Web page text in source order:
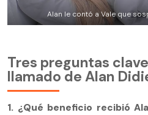
Alan le contó a Vale que
Tres preguntas
llamado de Alan
1. ¿Qué beneficio recibió